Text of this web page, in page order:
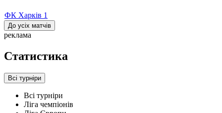
ФК Харків 1
До усіх матчів
реклама
Статистика
Всі турніри
Всі турніри
Ліга чемпіонів